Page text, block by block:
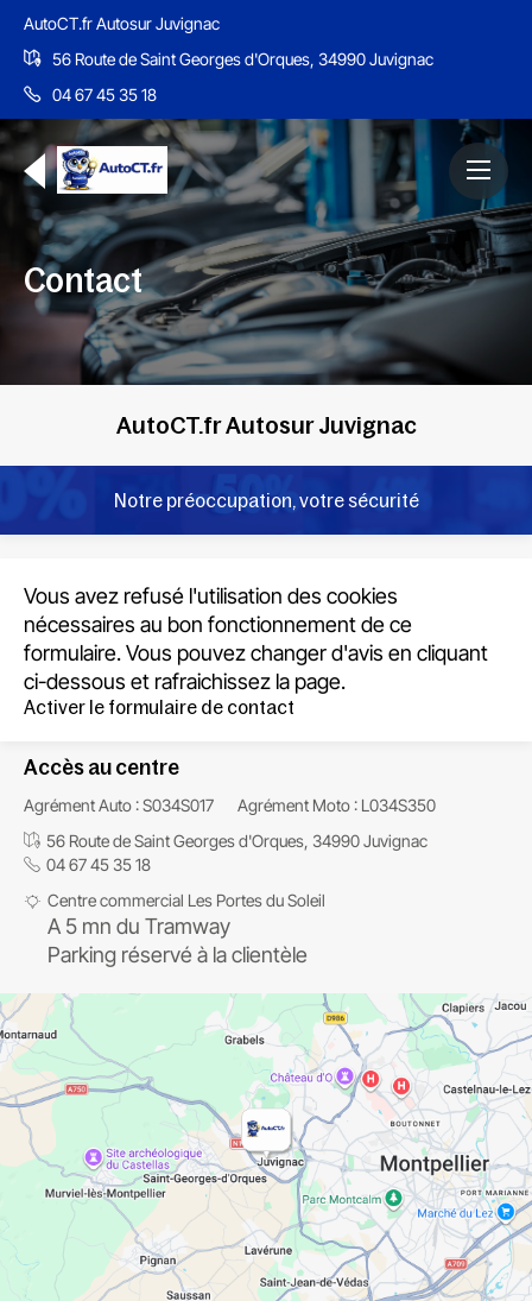
AutoCT.fr Autosur Juvignac
56 Route de Saint Georges d'Orques, 34990 Juvignac
04 67 45 35 18
Contact
AutoCT.fr Autosur Juvignac
Notre préoccupation, votre sécurité
Vous avez refusé l'utilisation des cookies
nécessaires au bon fonctionnement de ce
formulaire. Vous pouvez changer d'avis en cliquant
ci-dessous et rafraichissez la page.
Activer le formulaire de contact
Accès au centre
Agrément Auto : S034S017
Agrément Moto : L034S350
56 Route de Saint Georges d'Orques, 34990 Juvignac
04 67 45 35 18
Centre commercial Les Portes du Soleil
A 5 mn du Tramway
Parking réservé à la clientèle